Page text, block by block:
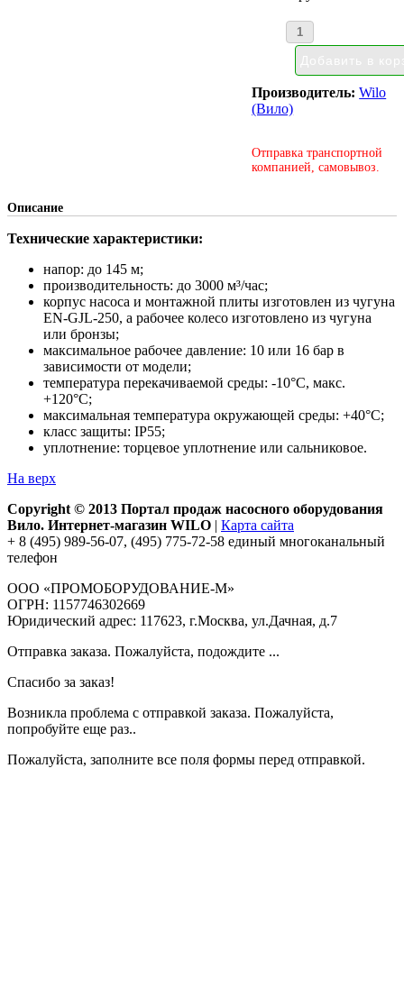
Производитель:Wilo
(Вило)
Отправка транспортной
компанией, самовывоз.
Описание
Технические характеристики:
напор: до 145 м;
производительность: до 3000 м³/час;
корпус насоса и монтажной плиты изготовлен из чугуна
EN-GJL-250, а рабочее колесо изготовлено из чугуна
или бронзы;
максимальное рабочее давление: 10 или 16 бар в
зависимости от модели;
температура перекачиваемой среды: -10°С, макс.
+120°С;
максимальная температура окружающей среды: +40°С;
класс защиты: IP55;
уплотнение: торцевое уплотнение или сальниковое.
На верх
Copyright © 2013 Портал продаж насосного оборудования
Вило. Интернет-магазин WILO | Карта сайта
+ 8 (495) 989-56-07, (495) 775-72-58 единый многоканальный
телефон
ООО «ПРОМОБОРУДОВАНИЕ-М»
ОГРН: 1157746302669
Юридический адрес: 117623, г.Москва, ул.Дачная, д.7
Отправка заказа. Пожалуйста, подождите ...
Спасибо за заказ!
Возникла проблема с отправкой заказа. Пожалуйста,
попробуйте еще раз..
Пожалуйста, заполните все поля формы перед отправкой.